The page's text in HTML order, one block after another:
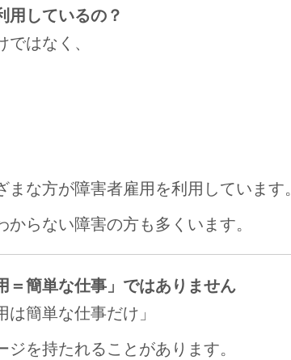
用しているの？
はなく、
まな方が障害者雇用を利用しています。
からない障害の方も多くいます。
＝簡単な仕事」ではありません
は簡単な仕事だけ」
ジを持たれることがあります。